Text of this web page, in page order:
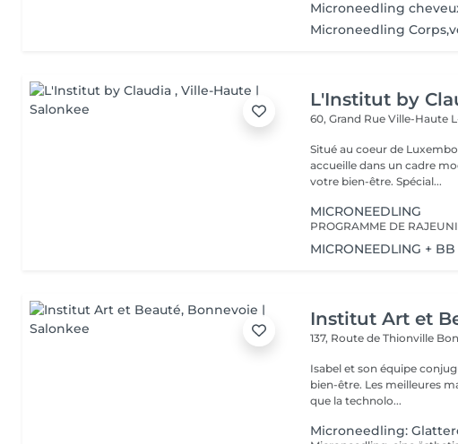
Microneedling
Microneedling
L'Institut by
60, Grand RueVille-Haute
Situé au coeur de
accueille dans un cadre
votre bien-être. Spécial...
MICRONEEDLING
MICRONEEDLING +
Institut Art et
137, Route de Thionville
Isabel et son équipe
bien-être. Les meilleures marques esthétiques et cosmétiques ainsi
que la technolo...
Microneedling: